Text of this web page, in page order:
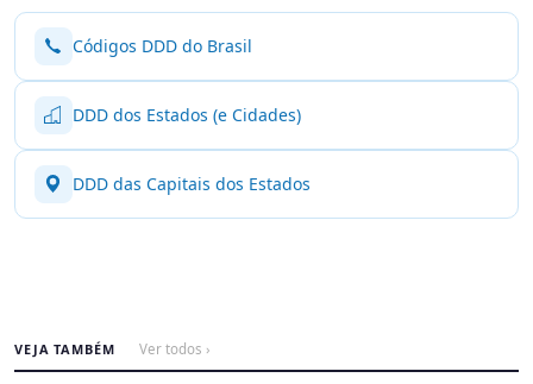
Códigos DDD do Brasil
DDD dos Estados (e Cidades)
DDD das Capitais dos Estados
VEJA TAMBÉM Ver todos ›